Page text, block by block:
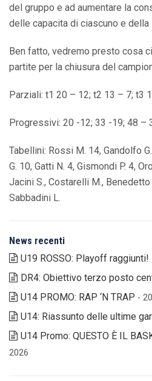
del gruppo e ad aumentare la
delle capacita di ciascuno e della
Ben fatto, vedremo presto cosa
partite per la chiusura del
Parziali: t1 20 – 12; t2 13 – 7; t3
Progressivi: 20 -12; 33 -19; 48 –
Tabellini: Rossi M. 14, Gandolfo
G. 10, Gatti N. 4, Gismondi P. 4,
Jacini S., Costarelli M., Benedetto
Sabbadini L.
News recenti
U19 ROSSO: Playoff raggiunti!
DR4: Obiettivo terzo posto
U14 PROMO: RAP ‘N TRAP -
U14: Riassunto delle ultime
U14 Promo: QUESTO È IL
2026